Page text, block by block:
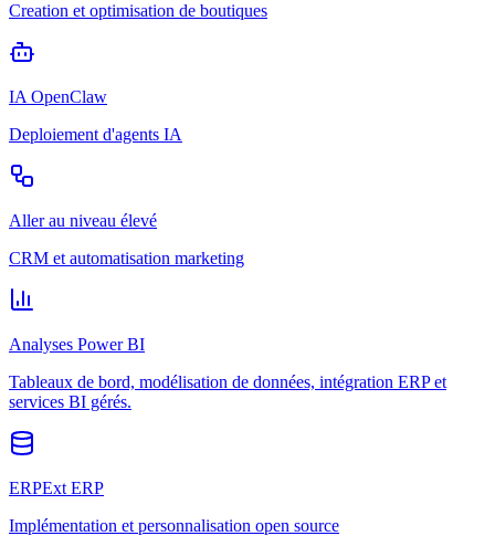
Creation et optimisation de boutiques
IA OpenClaw
Deploiement d'agents IA
Aller au niveau élevé
CRM et automatisation marketing
Analyses Power BI
Tableaux de bord, modélisation de données, intégration ERP et
services BI gérés.
ERPExt ERP
Implémentation et personnalisation open source